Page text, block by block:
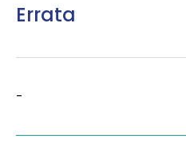
Errata
-